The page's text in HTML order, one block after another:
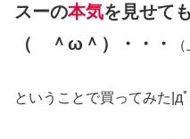
スーの本気を見せて
（ ＾ω＾）・・・
ということで買ってみた|д